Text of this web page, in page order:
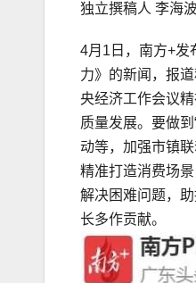
独立撰稿人 李海
4月1日，南方+发
力》的新闻，报
央经济工作会议
质量发展。要做
动等，加强市镇
精准打造消费场
解决困难问题，
长多作贡献。